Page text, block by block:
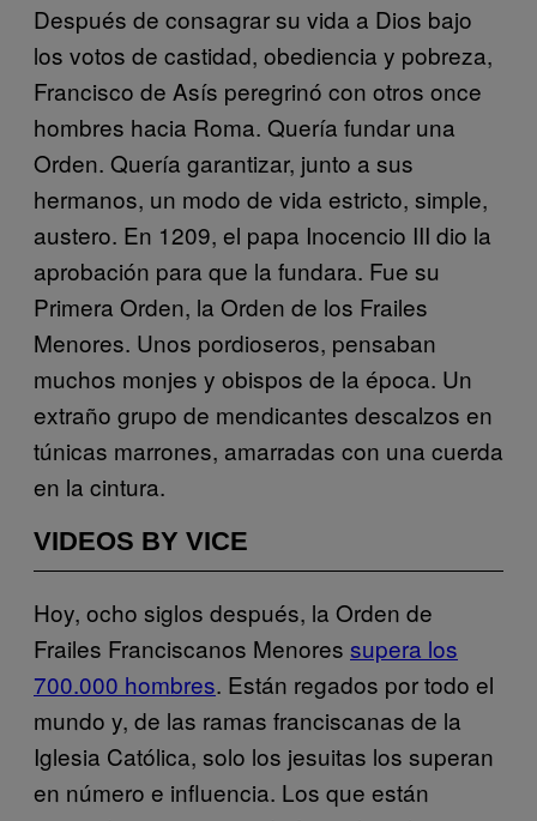
Después de consagrar su vida a Dios bajo
los votos de castidad, obediencia y pobreza,
Francisco de Asís peregrinó con otros once
hombres hacia Roma. Quería fundar una
Orden. Quería garantizar, junto a sus
hermanos, un modo de vida estricto, simple,
austero. En 1209, el papa Inocencio III dio la
aprobación para que la fundara. Fue su
Primera Orden, la Orden de los Frailes
Menores. Unos pordioseros, pensaban
muchos monjes y obispos de la época. Un
extraño grupo de mendicantes descalzos en
túnicas marrones, amarradas con una cuerda
en la cintura.
VIDEOS BY VICE
Hoy, ocho siglos después, la Orden de
Frailes Franciscanos Menores supera los
700.000 hombres. Están regados por todo el
mundo y, de las ramas franciscanas de la
Iglesia Católica, solo los jesuitas los superan
en número e influencia. Los que están